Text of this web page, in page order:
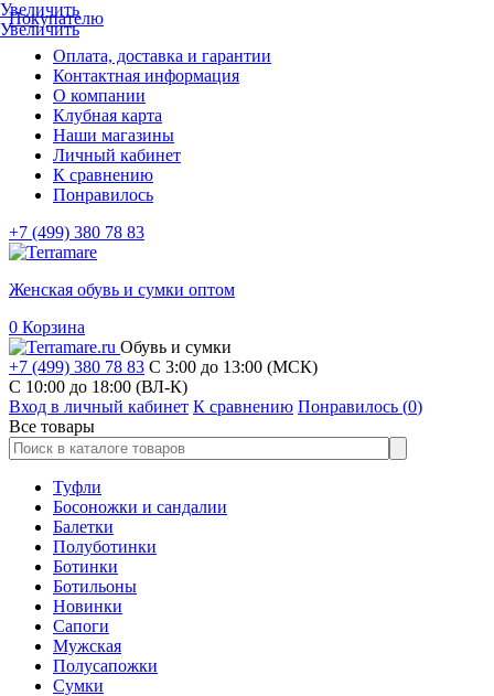
Покупателю
Оплата, доставка и гарантии
Контактная информация
О компании
Клубная карта
Наши магазины
Личный кабинет
К сравнению
Понравилось
+7 (499) 380 78 83
Женская обувь и сумки оптом
0 Корзина
Обувь и сумки
+7 (499) 380 78 83 С 3:00 до 13:00 (МСК)
C 10:00 до 18:00 (ВЛ-К)
Вход в личный кабинет К сравнению Понравилось (0)
Все товары
Туфли
Босоножки и сандалии
Балетки
Полуботинки
Ботинки
Ботильоны
Новинки
Сапоги
Мужская
Полусапожки
Сумки
Увеличить
Увеличить